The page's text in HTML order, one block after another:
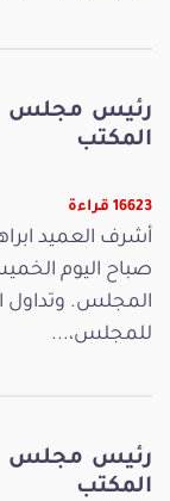
رئيس مجلس
المكتب
16623 قراءة
أشرف العميد
المجلس.
للمجلس،...
رئيس مجلس
المكتب